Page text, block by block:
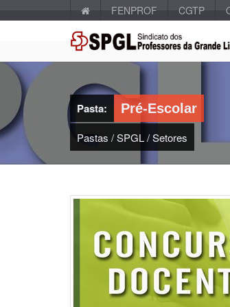
FENPROF CGTP
Pasta: Pré-Escolar
Pastas /SPGL/Setores